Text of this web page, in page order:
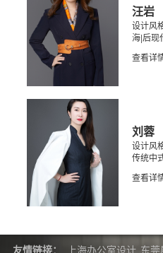
汪岩
设计风
海|后现
查看详
刘蓉
设计风
传统中
查看详
友情链接： 上海办公室设计 东